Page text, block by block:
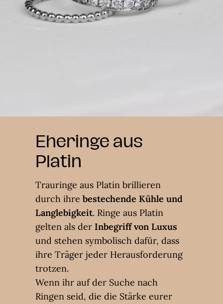
Eheringe aus
Platin
Trauringe aus Platin brillieren
durch ihre bestechende Kühle und
Langlebigkeit. Ringe aus Platin
gelten als der Inbegriff von Luxus
und stehen symbolisch dafür, dass
ihre Träger jeder Herausforderung
trotzen.
Wenn ihr auf der Suche nach
Ringen seid, die die Stärke eurer